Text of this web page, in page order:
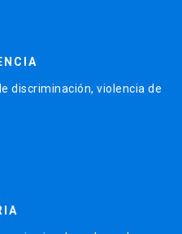
discriminación, violencia de